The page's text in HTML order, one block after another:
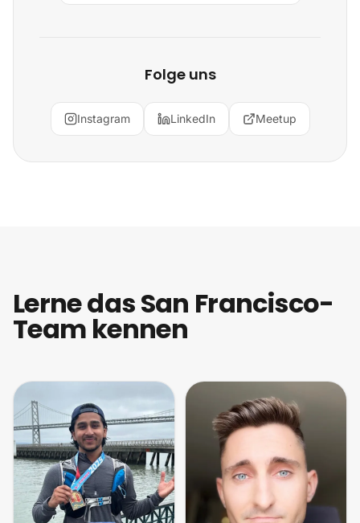
Folge uns
Instagram LinkedIn Meetup
Lerne das San Francisco-
Team kennen